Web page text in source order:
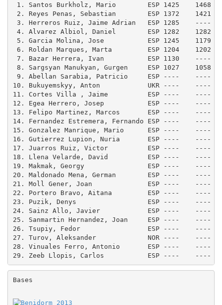
1. Santos Burkholz, Mario        ESP 1425    1468
2. Reyes Penas, Sebastian        ESP 1372    1421
3. Herreros Ruiz, Jaime Adrian   ESP 1285    ----
4. Alvarez Albiol, Daniel        ESP 1282    1282
5. Garcia Molina, Jose           ESP 1245    1179
6. Roldan Marques, Marta         ESP 1204
7. Bazar Herrera, Ivan           ESP 1130    ----
8. Sargsyan Manukyan, Gurgen     ESP 1027    1058
9. Abellan Sarabia, Patricio     ESP ----    ----
10. Bukuyemskyy, Anton            UKR ----    ----
11. Cortes Villa , Jaime          ESP ----    ---- AND
12. Egea Herrero, Josep           ESP ----    ---- VAL
13. Felipo Martinez, Marcos       ESP ----    ----
14. Fernandez Estremera, Fernando ESP ----    ----
15. Gonzalez Manrique, Mario      ESP ----    ----
16. Gutierrez Lupion, Nuria       ESP ----    ----
17. Juarros Ruiz, Victor          ESP ----    ----
18. Llena Velarde, David          ESP ----    ----
19. Makmak, Georgy                ESP ----    ----
20. Maldonado Mena, German        ESP ----    ----
21. Moll Gener, Joan              ESP ----    ----
22. Portero Bravo, Aitana         ESP ----
23. Puzik, Denys                  ESP ----    ---- VAL
24. Sainz Allo, Javier            ESP ----    ----
25. Sanmartin Hernandez, Joan     ESP ----    ----
26. Tsupiy, Fedor                 ESP ----    ----
27. Turov, Aleksander             NOR ----    ----
28. Vinuales Ferro, Antonio       ESP ----    ----
Bases